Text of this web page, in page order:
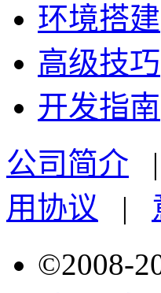
环境搭建
高级技巧
开发指南
公司简介
用协议 |
©2008-